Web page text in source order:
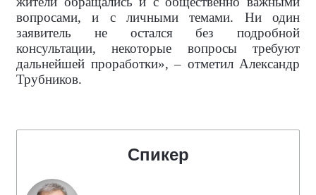
вопросами, и с личными темами. Ни один
заявитель не остался без подробной
консультации, некоторые вопросы требуют
дальнейшей проработки», – отметил Александр
Трубников.
Спикер